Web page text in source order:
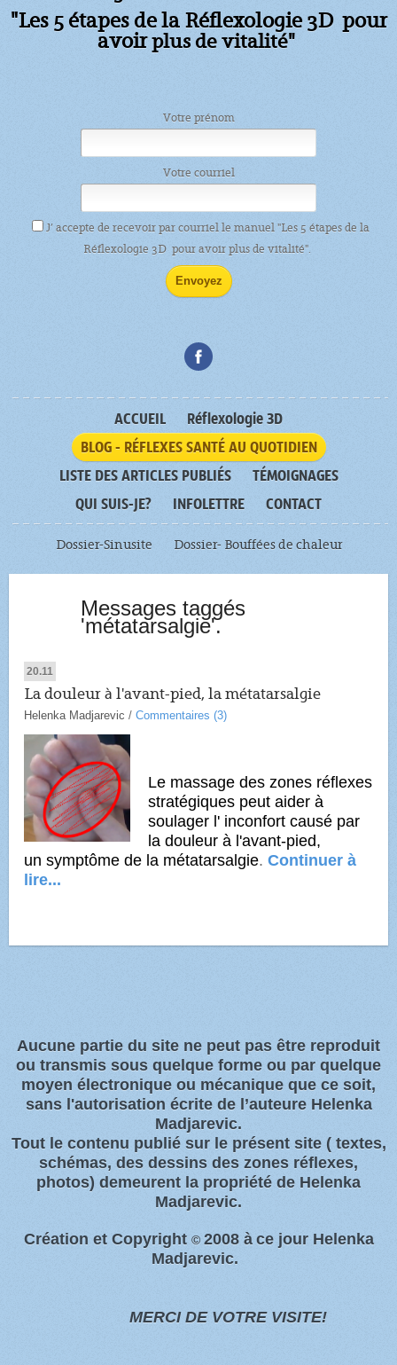
"Les 5 étapes de la Réflexologie 3D pour
avoirplus de vitalité"
Votre prénom
Votre courriel
J’ accepte de recevoir par courriel le manuel "Les 5 étapes de la
Réflexologie 3D pour avoir plus de vitalité".
ACCUEIL
Réflexologie 3D
BLOG - RÉFLEXES SANTÉ AU QUOTIDIEN
LISTE DES ARTICLES PUBLIÉS
TÉMOIGNAGES
QUI SUIS-JE?
INFOLETTRE CONTACT
Dossier-Sinusite Dossier- Bouffées de chaleur
Messages taggés
'métatarsalgie'.
20.11
La douleur à l'avant-pied, la métatarsalgie
Helenka Madjarevic /Commentaires (3)
Le massage des zones réflexes
stratégiques peut aider à
soulager l' inconfort causé par
la douleur à l'avant-pied,
un symptôme de la métatarsalgie.Continuer à
lire...
Aucune partie du site ne peut pas être reproduit
ou transmis sous quelque forme ou par quelque
moyen électronique ou mécanique que ce soit,
sans l'autorisation écrite de l’auteure Helenka
Madjarevic.
Tout l e contenu publié sur le présent site( textes,
schémas, des dessins des zones réflexes,
photos) demeurent la propriété de Helenka
Madjarevic.
Création et Copyright © 2008 à ce jour Helenka
Madjarevic.
MERCI DE VOTRE VISITE!